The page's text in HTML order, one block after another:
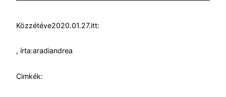
Közzétéve2020.01.27.itt:
, írta:aradiandrea
Cimkék: